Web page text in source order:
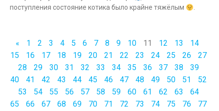
поступления состояние котика было крайне тяжёлым
.
« 1 2 3 4 5 6 7 8 9 10 11 12 13
14
15
16 17 18 19 20 21 22 23 24 25 26
27
28
29 30 31 32 33 34 35 36 37 38
39
40
41 42 43 44 45 46 47 48 49 50 51
52
53
54 55 56 57 58 59 60 61 62 63
64
65
66 67 68 69 70 71 72 73 74 75 76
77